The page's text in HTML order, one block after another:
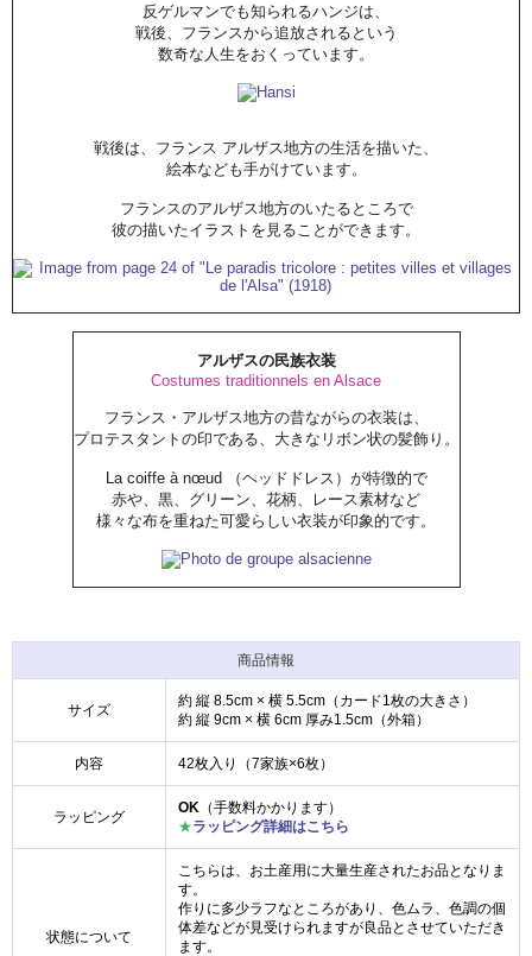
反ゲルマンでも知られるハンジは、
戦後、フランスから追放されるという
数奇な人生をおくっています。
戦後は、フランス アルザス地方の生活を描いた、
絵本なども手がけています。
フランスのアルザス地方のいたるところで
彼の描いたイラストを見ることができます。
アルザスの民族衣装
Costumes traditionnels en Alsace
フランス・アルザス地方の昔ながらの衣装は、
プロテスタントの印である、大きなリボン状の髪飾り。
La coiffe à nœud （ヘッドドレス）が特徴的で
赤や、黒、グリーン、花柄、レース素材など
様々な布を重ねた可愛らしい衣装が印象的です。
商品情報
サイズ
約 縦 8.5cm × 横 5.5cm（カード1枚の大きさ）
約 縦 9cm × 横 6cm 厚み1.5cm（外箱）
内容 42枚入り（7家族×6枚）
ラッピング
OK （手数料かかります）
★ラッピング詳細はこちら
状態について
こちらは、お土産用に大量生産されたお品となりま
す。
作りに多少ラフなところがあり、色ムラ、色調の個
体差などが見受けられますが良品とさせていただき
ます。